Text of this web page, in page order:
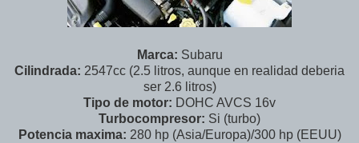
Marca: Subaru
Cilindrada: 2547cc (2.5 litros, aunque en realidad deberia
ser 2.6 litros)
Tipo de motor: DOHC AVCS 16v
Turbocompresor: Si (turbo)
Potencia maxima: 280 hp (Asia/Europa)/300 hp (EEUU)